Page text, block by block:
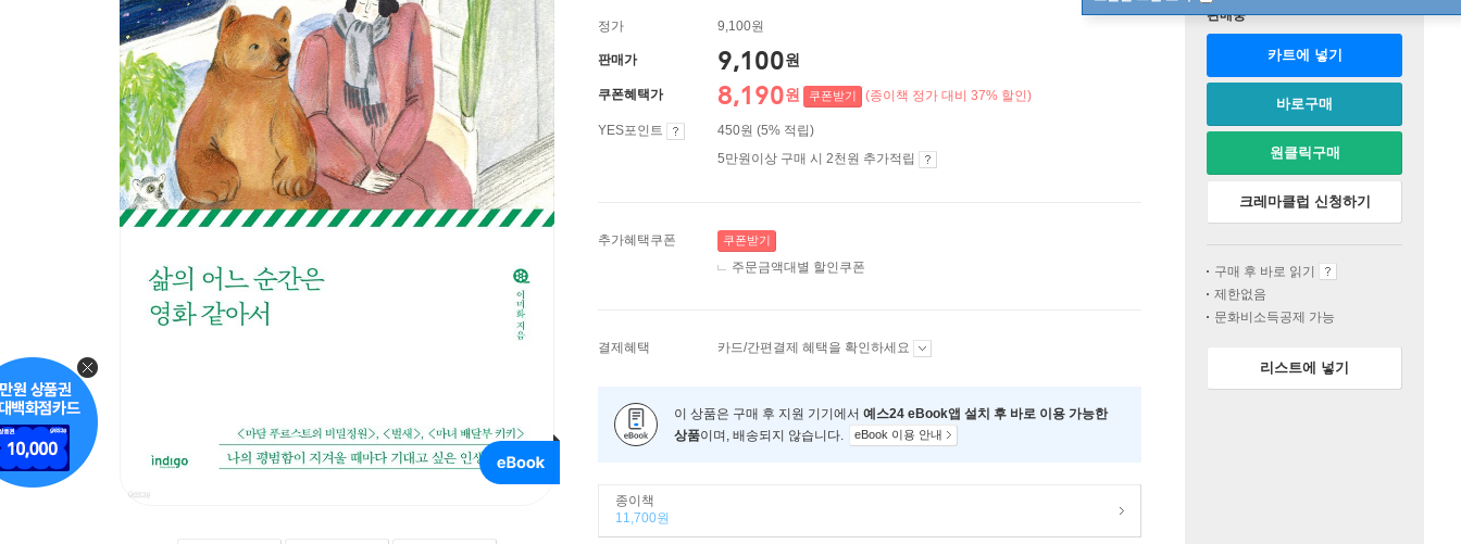
정가 9,100원
판매가 9,100원
쿠폰혜택가 8,190원 쿠폰받기 (종이책 정가 대비 37% 할인)
YES포인트
450원 (5% 적립)
5만원이상 구매 시 2천원 추가적립
추가혜택쿠폰 쿠폰받기
주문금액대별 할인쿠폰
결제혜택 카드/간편결제 혜택을 확인하세요
이 상품은 구매 후 지원 기기에서 예스24 eBook앱 설치 후 바로 이용 가능한
상품이며, 배송되지 않습니다. eBook 이용 안내
종이책
11,700원
판매중
카트에 넣기
바로구매
원클릭구매
크레마클럽 신청하기
구매 후 바로 읽기
제한없음
문화비소득공제 가능
리스트에 넣기